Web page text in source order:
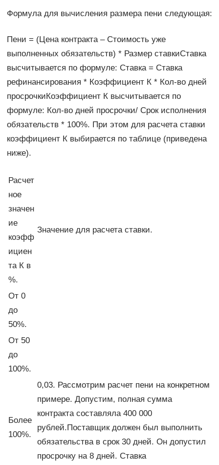
Формула для вычисления размера пени следующая:
Пени = (Цена контракта – Стоимость уже
выполненных обязательств) * Размер ставкиСтавка
высчитывается по формуле: Ставка = Ставка
рефинансирования * Коэффициент К * Кол-во дней
просрочкиКоэффициент К высчитывается по
формуле: Кол-во дней просрочки/ Срок исполнения
обязательств * 100%. При этом для расчета ставки
коэффициент К выбирается по таблице (приведена
ниже).
Расчет
ное
значен
ие
коэфф
ициен
та К в
%.
Значение для расчета ставки.
От 0
до
50%.
От 50
до
100%.
Более
100%.
0,03. Рассмотрим расчет пени на конкретном
примере. Допустим, полная сумма
контракта составляла 400 000
рублей.Поставщик должен был выполнить
обязательства в срок 30 дней. Он допустил
просрочку на 8 дней. Ставка